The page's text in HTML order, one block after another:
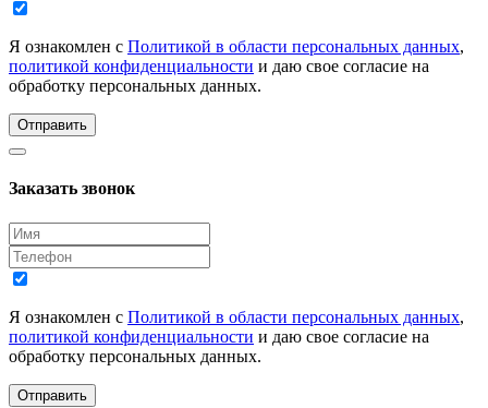
Я ознакомлен с Политикой в области персональных данных,
политикой конфиденциальности и даю свое согласие на
обработку персональных данных.
Отправить
Заказать звонок
Я ознакомлен с Политикой в области персональных данных,
политикой конфиденциальности и даю свое согласие на
обработку персональных данных.
Отправить